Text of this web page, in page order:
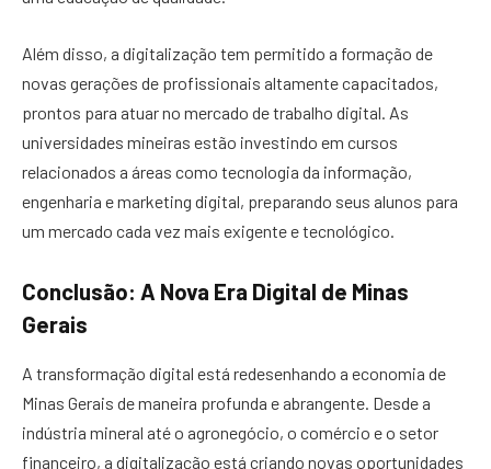
Além disso, a digitalização tem permitido a formação de
novas gerações de profissionais altamente capacitados,
prontos para atuar no mercado de trabalho digital. As
universidades mineiras estão investindo em cursos
relacionados a áreas como tecnologia da informação,
engenharia e marketing digital, preparando seus alunos para
um mercado cada vez mais exigente e tecnológico.
Conclusão: A Nova Era Digital de Minas
Gerais
A transformação digital está redesenhando a economia de
Minas Gerais de maneira profunda e abrangente. Desde a
indústria mineral até o agronegócio, o comércio e o setor
financeiro, a digitalização está criando novas oportunidades